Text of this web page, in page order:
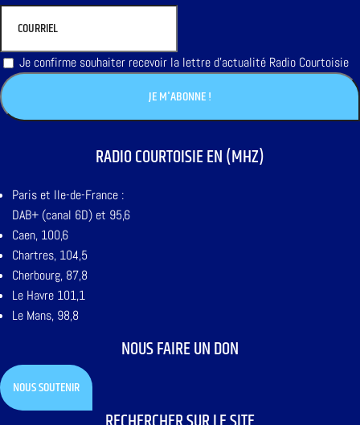
Je confirme souhaiter recevoir la lettre d'actualité Radio Courtoisie
RADIO COURTOISIE EN (MHZ)
Paris et Ile-de-France :
DAB+ (canal 6D) et 95,6
Caen, 100,6
Chartres, 104,5
Cherbourg, 87,8
Le Havre 101,1
Le Mans, 98,8
NOUS FAIRE UN DON
NOUS SOUTENIR